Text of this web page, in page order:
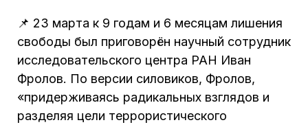
📌 23 марта к 9 годам и 6 месяцам лишения
свободы был приговорён научный сотрудник
исследовательского центра РАН Иван
Фролов. По версии силовиков, Фролов,
«придерживаясь радикальных взглядов и
разделяя цели террористического